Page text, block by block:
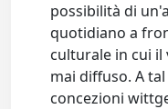
possibilità di
quotidiano a
culturale in cui
mai diffuso. A
concezioni